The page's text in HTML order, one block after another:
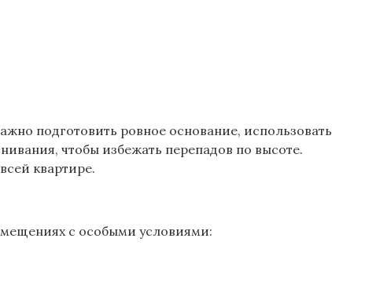
подготовить ровное основание, использовать
чтобы избежать перепадов по высоте.
квартире.
с особыми условиями: